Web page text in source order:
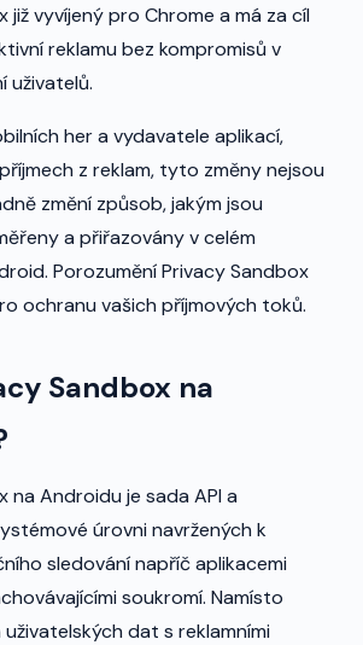
již vyvíjený pro Chrome a má za cíl
reklamu bez kompromisů v
uživatelů.
her a vydavatele aplikací,
z reklam, tyto změny nejsou
změní způsob, jakým jsou
a přiřazovány v celém
Porozumění Privacy Sandbox
ochranu vašich příjmových toků.
Sandbox na
na Androidu je sada API a
úrovni navržených k
sledování napříč aplikacemi
soukromí. Namísto
dat s reklamními